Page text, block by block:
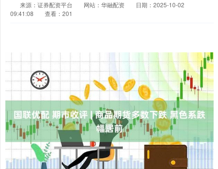
来源：证券配资平台 网站：华融配资
日期：2025-10-02
09:41:08
查看：201